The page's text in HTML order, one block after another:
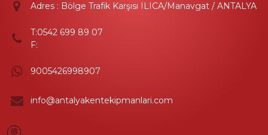
Adres : Bölge Trafik Karşısı ILICA/Manavgat / ANTALYA
T:0542 699 89 07
F:
9005426998907
info@antalyakentekipmanlari.com
Instagram